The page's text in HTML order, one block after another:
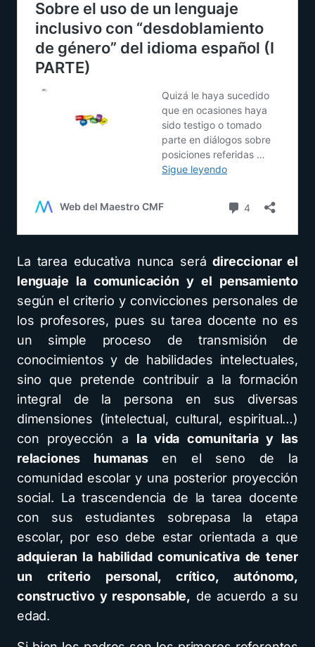
La tarea educativa nunca serádireccionar el
lenguaje la comunicación y el pensamiento
según el criterio y convicciones personales de
los profesores, pues su tarea docente no es
un simple proceso de transmisión de
conocimientos y de habilidades intelectuales,
sino que pretende contribuir a la formación
integral de la persona en sus diversas
dimensiones (intelectual, cultural, espiritual…)
con proyección a la vida comunitaria y las
relaciones humanas en el seno de la
comunidad escolar y una posterior proyección
social. La trascendencia de la tarea docente
con sus estudiantes sobrepasa la etapa
escolar, por eso debe estar orientada a que
adquieran la habilidad comunicativa de tener
un criterio personal, crítico, autónomo,
constructivo y responsable, de acuerdo a su
edad.